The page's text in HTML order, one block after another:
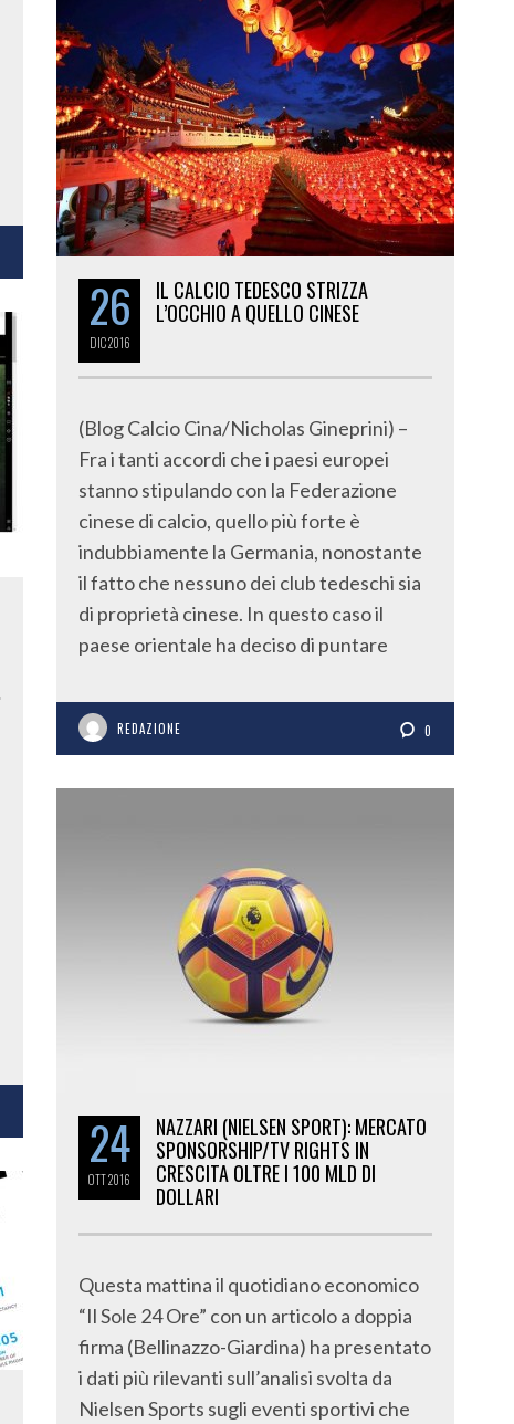
26
DIC2016
IL CALCIO TEDESCO STRIZZA
L’OCCHIO A QUELLO CINESE
(Blog Calcio Cina/Nicholas Gineprini) –
Fra i tanti accordi che i paesi europei
stanno stipulando con la Federazione
cinese di calcio, quello più forte è
indubbiamente la Germania, nonostante
il fatto che nessuno dei club tedeschi sia
di proprietà cinese. In questo caso il
paese orientale ha deciso di puntare
REDAZIONE 0
24
OTT2016
NAZZARI (NIELSEN SPORT): MERCATO
SPONSORSHIP/TV RIGHTS IN
CRESCITA OLTRE I 100 MLD DI
DOLLARI
Questa mattina il quotidiano economico
“Il Sole 24 Ore” con un articolo a doppia
firma (Bellinazzo-Giardina) ha presentato
i dati più rilevanti sull’analisi svolta da
Nielsen Sports sugli eventi sportivi che